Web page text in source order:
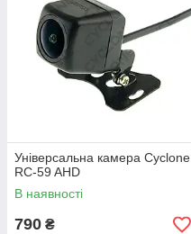
Універсальна камера Cyclone
RC-59 AHD
В наявності
790 ₴